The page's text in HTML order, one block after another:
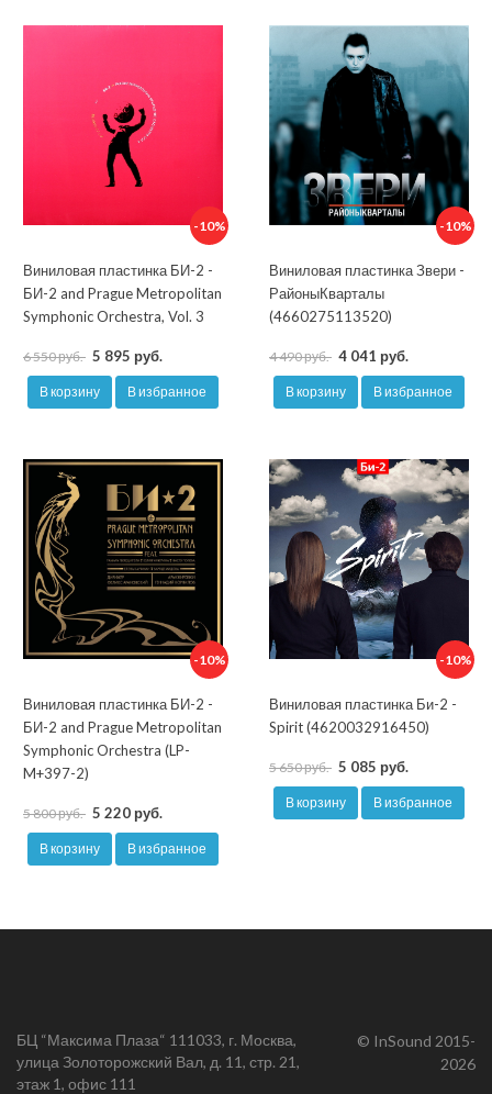
-10%
Виниловая пластинка БИ-2 -
БИ-2 and Prague Metropolitan
Symphonic Orchestra, Vol. 3
6 550 руб. 5 895 руб.
В корзину В избранное
-10%
Виниловая пластинка Звери -
РайоныКварталы
(4660275113520)
4 490 руб. 4 041 руб.
В корзину В избранное
-10%
Виниловая пластинка БИ-2 -
БИ-2 and Prague Metropolitan
Symphonic Orchestra (LP-
M+397-2)
5 800 руб. 5 220 руб.
В корзину В избранное
-10%
Виниловая пластинка Би-2 -
Spirit (4620032916450)
5 650 руб. 5 085 руб.
В корзину В избранное
БЦ “Максима Плаза“ 111033, г. Москва,
улица Золоторожский Вал, д. 11, стр. 21,
этаж 1, офис 111
© InSound 2015-
2026